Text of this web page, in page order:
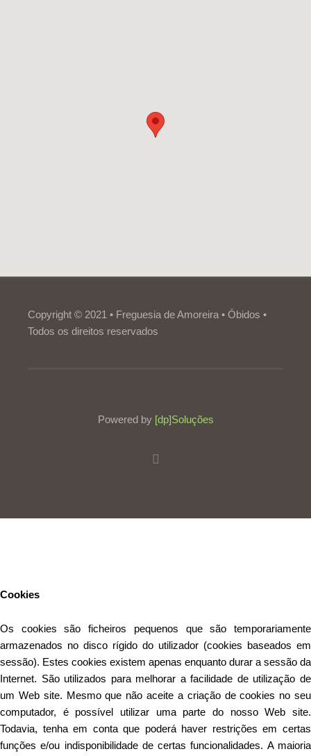
Copyright © 2021 • Freguesia de Amoreira • Óbidos •
Todos os direitos reservados
Powered by [dp]Soluções
Cookies
Os cookies são ficheiros pequenos que são temporariamente
armazenados no disco rígido do utilizador (cookies baseados em
sessão). Estes cookies existem apenas enquanto durar a sessão da
Internet. São utilizados para melhorar a facilidade de utilização de
um Web site. Mesmo que não aceite a criação de cookies no seu
computador, é possível utilizar uma parte do nosso Web site.
Todavia, tenha em conta que poderá haver restrições em certas
funções e/ou indisponibilidade de certas funcionalidades. A maioria